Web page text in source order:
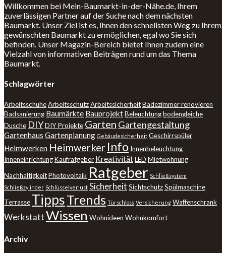
Willkommen bei Mein-Baumarkt-in-der-Nähe.de, Ihrem
zuverlässigen Partner auf der Suche nach dem nächsten
Baumarkt. Unser Ziel ist es, Ihnen den schnellsten Weg zu Ihrem
gewünschten Baumarkt zu ermöglichen, egal wo Sie sich
befinden. Unser Magazin-Bereich bietet Ihnen zudem eine
Vielzahl von informativen Beiträgen rund um das Thema
Baumarkt.
Schlagwörter
ArbeitsschuheArbeitsschutzArbeitssicherheitBadezimmer renovieren
Badsanierung Baumärkte BauprojektBeleuchtungbodengleiche
Dusche DIYDIY Projekte Garten Gartengestaltung
Gartenhaus Gartenplanung Gebäudesicherheit Geschirrspüler
Heimwerken Heimwerker Info Innenbeleuchtung
InneneinrichtungKaufratgeber KreativitätLED Mietwohnung
NachhaltigkeitPhotovoltaik Ratgeber Schließsystem
Schließzylinder Schlüsselverlust Sicherheit SichtschutzSpülmaschine
Terrasse TippsTrends Türschloss Versicherung Waffenschrank
WerkstattWissen Wohnideen Wohnkomfort
Archiv